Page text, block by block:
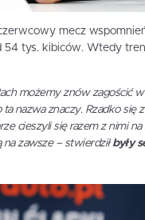
mecz
tys. kibiców. Wtedy
możemy znów zagościć
nazwa znaczy. Rzadko się
cieszyli się razem z nimi
zawsze – stwierdziłbyły